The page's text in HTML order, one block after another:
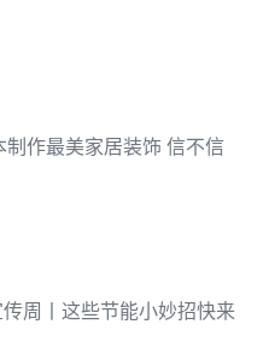
作最美家居装饰 信不信
周丨这些节能小妙招快来